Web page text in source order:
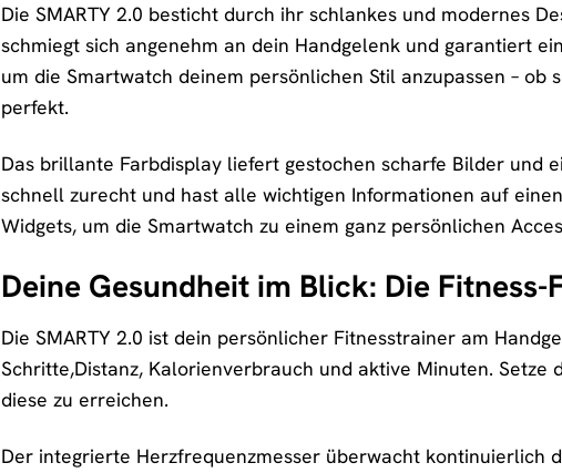
Die SMARTY 2.0 besticht durch ihr schlankes und modernes
schmiegt sich angenehm an dein Handgelenk und garantiert
um die Smartwatch deinem persönlichen Stil anzupassen –
perfekt.
Das brillante Farbdisplay liefert gestochen scharfe Bilder und
schnell zurecht und hast alle wichtigen Informationen auf
Widgets, um die Smartwatch zu einem ganz persönlichen
Deine Gesundheit im Blick: Die
Die SMARTY 2.0 ist dein persönlicher Fitnesstrainer am
Schritte,Distanz, Kalorienverbrauch und aktive Minuten.
diese zu erreichen.
Der integrierte Herzfrequenzmesser überwacht kontinuierlich